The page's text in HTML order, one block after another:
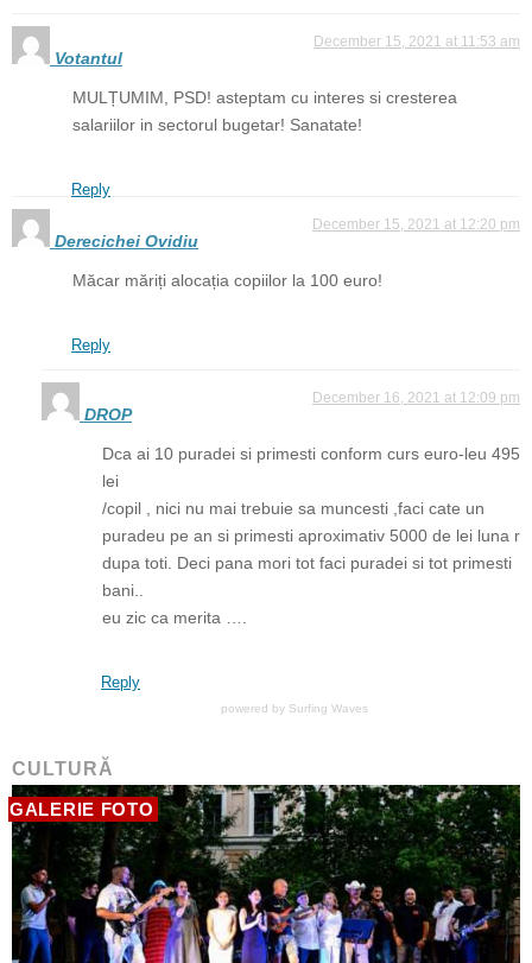
Votantul
December 15, 2021 at 11:53 am
MULȚUMIM, PSD! asteptam cu interes si cresterea
salariilor in sectorul bugetar! Sanatate!
Reply
Derecichei Ovidiu
December 15, 2021 at 12:20 pm
Măcar măriți alocația copiilor la 100 euro!
Reply
DROP
December 16, 2021 at 12:09 pm
Dca ai 10 puradei si primesti conform curs euro-leu 495
lei
/copil , nici nu mai trebuie sa muncesti ,faci cate un
puradeu pe an si primesti aproximativ 5000 de lei luna r
dupa toti. Deci pana mori tot faci puradei si tot primesti
bani..
eu zic ca merita ….
Reply
powered by Surfing Waves
CULTURĂ
GALERIE FOTO